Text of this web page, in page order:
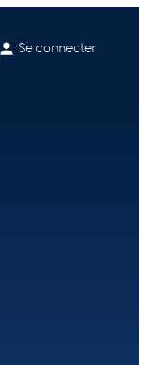
Se connecter